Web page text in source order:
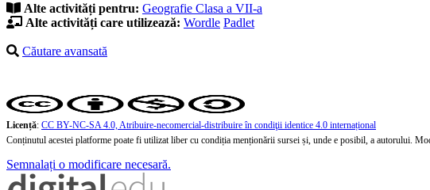
Alte activități pentru: Geografie Clasa a VII-a
Alte activități care utilizează: Wordle Padlet
Căutare avansată
Licență: CC BY-NC-SA 4.0, Atribuire-necomercial-distribuire în condiţii identice 4.0 internațional
Conținutul acestei platforme poate fi utilizat liber cu condiția menționării sursei și, unde e posibil, a autorului.
Semnalați o modificare necesară.